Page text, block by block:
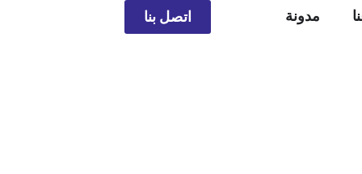
مدونة اتصل بنا